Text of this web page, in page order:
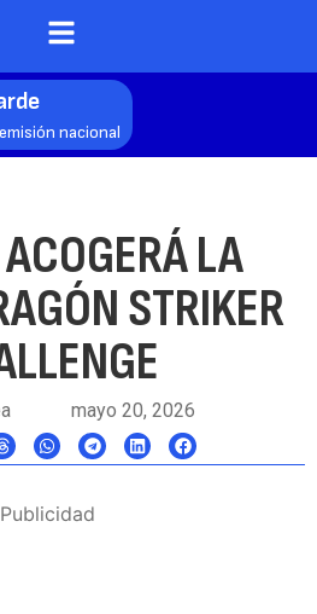
nacional
ACOGERÁ LA
STRIKER
mayo 20, 2026
Publicidad